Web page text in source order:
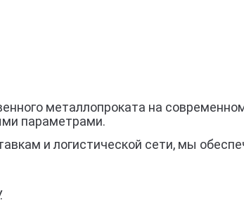
металлопроката на
параметрами.
и логистической сети, мы